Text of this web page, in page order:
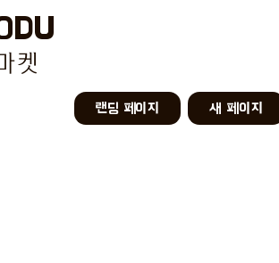
켓
랜딩 페이지 새 페이지